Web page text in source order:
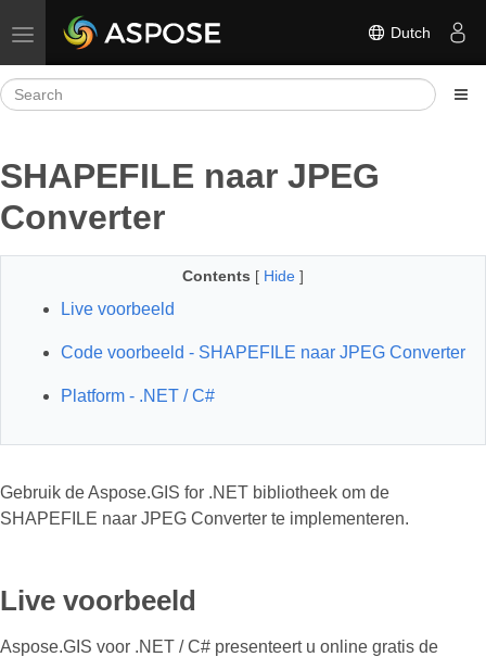
Toggle navigation Dutch
SHAPEFILE naar JPEG
Converter
Contents [ Hide ]
Live voorbeeld
Code voorbeeld - SHAPEFILE naar JPEG Converter
Platform - .NET / C#
Gebruik de Aspose.GIS for .NET bibliotheek om de
SHAPEFILE naar JPEG Converter te implementeren.
Live voorbeeld
Aspose.GIS voor .NET / C# presenteert u online gratis de